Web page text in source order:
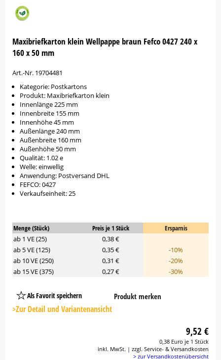
Maxibriefkarton klein Wellpappe braun Fefco 0427 240 x
160 x 50 mm
Art.-Nr. 19704481
Kategorie: Postkartons
Produkt: Maxibriefkarton klein
Innenlänge 225 mm
Innenbreite 155 mm
Innenhöhe 45 mm
Außenlänge 240 mm
Außenbreite 160 mm
Außenhöhe 50 mm
Qualität: 1.02 e
Welle: einwellig
Anwendung: Postversand DHL
FEFCO: 0427
Verkaufseinheit: 25
Menge (Stück) Preis je 1 Stück
Ersparnis
ab 1 VE (25)
0,38 €
ab 5 VE (125)
0,35 €
-10%
ab 10 VE (250)
0,31 €
-20%
ab 15 VE (375)
0,27 € -30%
Als Favorit speichern
Platzhalter
Button
Produkt merken
>Zur Detail und Variantenansicht
9,52 €
0,38 Euro je 1 Stück
inkl. MwSt. | zzgl. Service- & Versandkosten
> zur Versandkostenübersicht